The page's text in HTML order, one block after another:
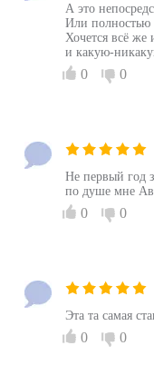
А это
Или полностью
Хочется всё же
и какую-
0 0
Не первый год
по душе мне
0 0
Эта та самая
0 0